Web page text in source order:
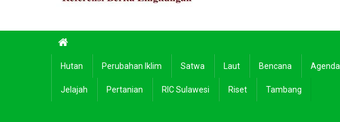
Hutan Perubahan Iklim Satwa Laut Bencana Agenda
Jelajah Pertanian RIC Sulawesi Riset Tambang